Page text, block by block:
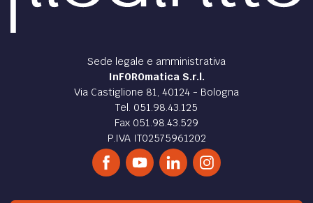
Sede legale e amministrativa
InFOROmatica S.r.l.
Via Castiglione 81, 40124 - Bologna
Tel. 051.98.43.125
Fax 051.98.43.529
P.IVA IT02575961202